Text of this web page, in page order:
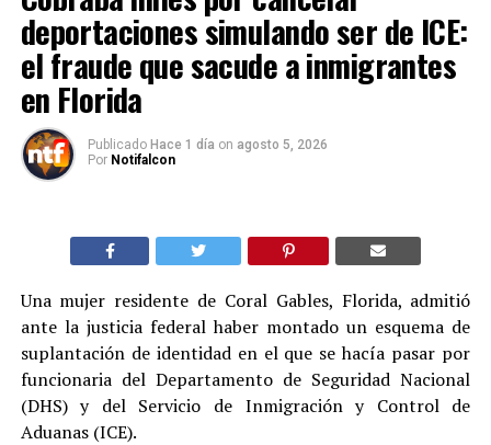
deportaciones simulando ser de ICE:
el fraude que sacude a inmigrantes
en Florida
Publicado Hace 1 día on agosto 5, 2026
Por Notifalcon
Una mujer residente de Coral Gables, Florida, admitió
ante la justicia federal haber montado un esquema de
suplantación de identidad en el que se hacía pasar por
funcionaria del Departamento de Seguridad Nacional
(DHS) y del Servicio de Inmigración y Control de
Aduanas (ICE).